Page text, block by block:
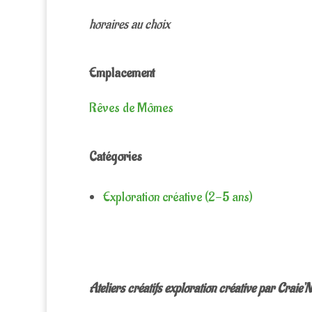
horaires au choix
Emplacement
Rêves de Mômes
Catégories
Exploration créative (2-5 ans)
Ateliers créatifs exploration créative par